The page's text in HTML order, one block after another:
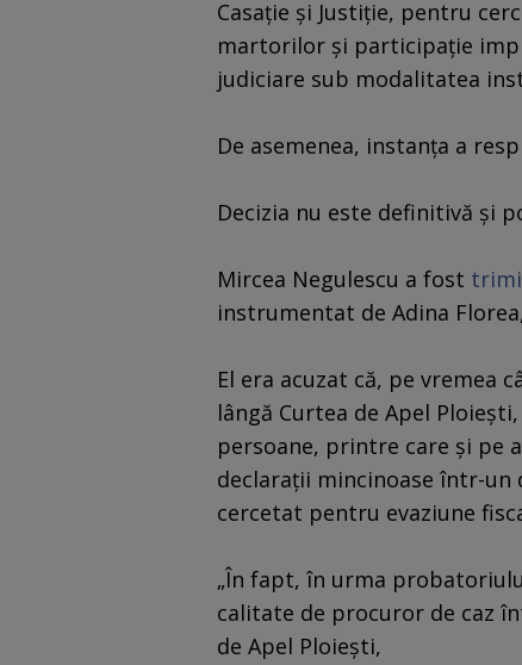
Casaţie şi Justiţie, pentru
martorilor şi participaţie
judiciare sub modalitatea
De asemenea, instanţa a
Decizia nu este definitivă şi
Mircea Negulescu a fost
instrumentat de Adina
El era acuzat că, pe vremea
lângă Curtea de Apel
persoane, printre care şi pe
declaraţii mincinoase într-un
cercetat pentru evaziune
„În fapt, în urma
calitate de procuror de caz
de Apel Ploieşti,